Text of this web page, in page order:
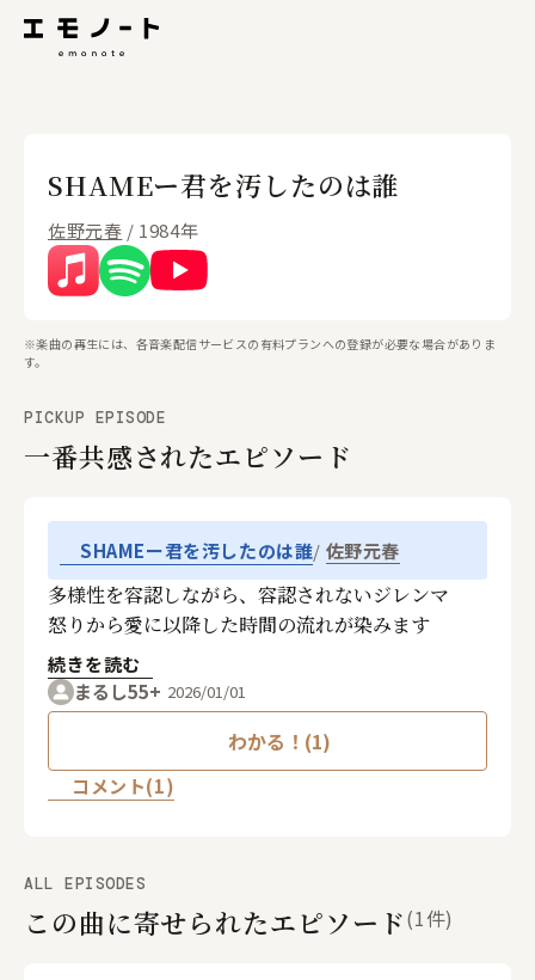
SHAMEー君を汚したのは誰
佐野元春 / 1984年
※楽曲の再生には、各音楽配信サービスの有料プランへの登録が必要な場合がありま
す。
PICKUP EPISODE
一番共感されたエピソード
SHAMEー君を汚したのは誰 佐野元春
多様性を容認しながら、容認されないジレンマ
怒りから愛に以降した時間の流れが染みます
続きを読む
まるし55+ 2026/01/01
わかる！(1)
コメント(1)
ALL EPISODES
この曲に寄せられたエピソード(1件)